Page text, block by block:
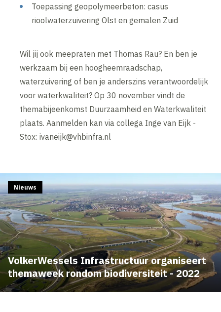
Toepassing geopolymeerbeton: casus
rioolwaterzuivering Olst en gemalen Zuid
Wil jij ook meepraten met Thomas Rau? En ben je
werkzaam bij een hoogheemraadschap,
waterzuivering of ben je anderszins verantwoordelijk
voor waterkwaliteit? Op 30 november vindt de
themabijeenkomst Duurzaamheid en Waterkwaliteit
plaats. Aanmelden kan via collega Inge van Eijk -
Stox: ivaneijk@vhbinfra.nl
VolkerWessels Infrastructuur organiseert
themaweek rondom biodiversiteit - 2022
Nieuws